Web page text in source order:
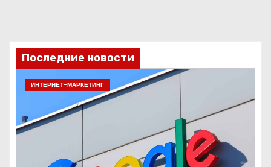
Последние новости
ИНТЕРНЕТ-МАРКЕТИНГ